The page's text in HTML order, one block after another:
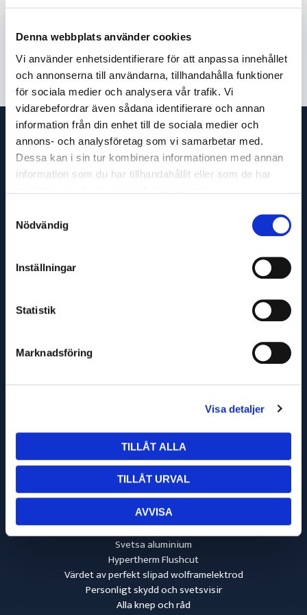
Denna webbplats använder cookies
Vi använder enhetsidentifierare för att anpassa innehållet
och annonserna till användarna, tillhandahålla funktioner
för sociala medier och analysera vår trafik. Vi
vidarebefordrar även sådana identifierare och annan
information från din enhet till de sociala medier och
annons- och analysföretag som vi samarbetar med.
Dessa kan i sin tur kombinera informationen med annan
information som du har tillhandahållit eller som de har
Nödvändig
Inställningar
Statistik
Marknadsföring
Visa detaljer
TILLÅT ALLA
TILLÅT URVAL
AVVISA
Användbara sidor:
Start Kontakta oss
Invertersvets
Elsvets
Svetsa gjutjärn
Svetsa aluminium
Hypertherm Flushcut
Värdet av perfekt slipad wolframelektrod
Personligt skydd och svetsvisir
Alla knep och råd
Aröds Industriväg 16-18
417 05 Göteborg
556070-7142